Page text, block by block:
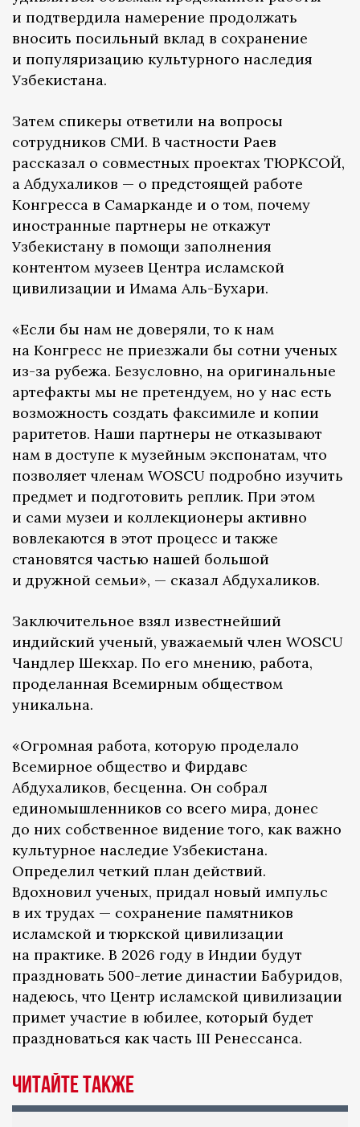
и подтвердила намерение продолжать
вносить посильный вклад в сохранение
и популяризацию культурного наследия
Узбекистана.
Затем спикеры ответили на вопросы
сотрудников СМИ. В частности Раев
рассказал о совместных проектах ТЮРКСОЙ,
а Абдухаликов — о предстоящей работе
Конгресса в Самарканде и о том, почему
иностранные партнеры не откажут
Узбекистану в помощи заполнения
контентом музеев Центра исламской
цивилизации и Имама Аль-Бухари.
«Если бы нам не доверяли, то к нам
на Конгресс не приезжали бы сотни ученых
из-за рубежа. Безусловно, на оригинальные
артефакты мы не претендуем, но у нас есть
возможность создать факсимиле и копии
раритетов. Наши партнеры не отказывают
нам в доступе к музейным экспонатам, что
позволяет членам WOSCU подробно изучить
предмет и подготовить реплик. При этом
и сами музеи и коллекционеры активно
вовлекаются в этот процесс и также
становятся частью нашей большой
и дружной семьи», — сказал Абдухаликов.
Заключительное взял известнейший
индийский ученый, уважаемый член WOSCU
Чандлер Шекхар. По его мнению, работа,
проделанная Всемирным обществом
уникальна.
«Огромная работа, которую проделало
Всемирное общество и Фирдавс
Абдухаликов, бесценна. Он собрал
единомышленников со всего мира, донес
до них собственное видение того, как важно
культурное наследие Узбекистана.
Определил четкий план действий.
Вдохновил ученых, придал новый импульс
в их трудах — сохранение памятников
исламской и тюркской цивилизации
на практике. В 2026 году в Индии будут
праздновать 500-летие династии Бабуридов,
надеюсь, что Центр исламской цивилизации
примет участие в юбилее, который будет
праздноваться как часть III Ренессанса.
Читайте также